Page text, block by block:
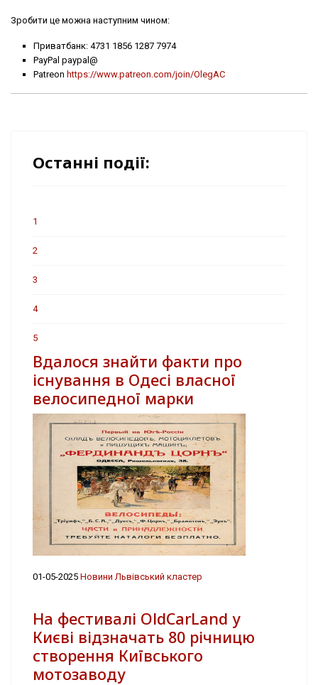
Зробити це можна наступним чином:
Приватбанк: 4731 1856 1287 7974
PayPal paypal@
Patreon https://www.patreon.com/join/OlegAC
Останні події:
1
2
3
4
5
Вдалося знайти факти про
існування в Одесі власної
велосипедної марки
01-05-2025 Новини Львівський кластер
На фестивалі OldCarLand у
Києві відзначать 80 річницю
створення Київського
мотозаводу